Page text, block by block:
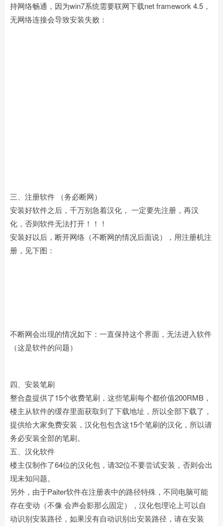
持网络畅通，因为win7系统需要联网下载net framework 4.5，
无网络连接会导致安装失败：
三、注册软件 （务必断网）
安装好软件之后，千万别急着汉化， 一定要先注册，再汉
化，否则软件无法打开！！！
安装好以后，断开网络（不断网的情况后面说），用注册机注
册，见下图：
不断网会出现的情况如下：一直保持这个界面，无法进入软件
（这是软件的问题）
四、安装笔刷
整合盘提供了15个收费笔刷，这些笔刷每个都价值200RMB，
楼主从软件的缓存里面获取到了下载地址，所以全部下载了，
提供给大家免费安装，汉化包包含这15个笔刷的汉化，所以请
务必安装全部的笔刷。
五、汉化软件
楼主仅制作了64位的汉化包，请32位不要尝试安装，否则会出
现未知问题。
另外，由于Paiter软件在注册表中的路径特殊，不同电脑可能
存在变动（不像 会声会影那么固定），汉化包理论上可以自
动识别安装路径，如果没有自动识别出安装路径，请在安装